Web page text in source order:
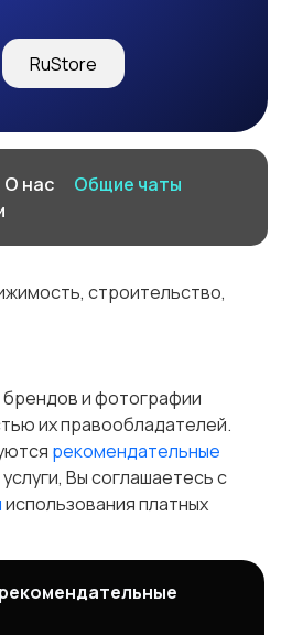
RuStore
О нас
Общие чаты
строительство,
и фотографии
их правообладателей.
рекомендательные
Вы соглашаетесь c
использования платных
Правила сервиса
Пользовательское
товары/услуги